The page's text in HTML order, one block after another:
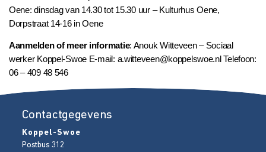
Oene: dinsdag van 14.30 tot 15.30 uur – Kulturhus Oene,
Dorpstraat 14-16 in Oene
Aanmelden of meer informatie: Anouk Witteveen – Sociaal
werker Koppel-Swoe E-mail: a.witteveen@koppelswoe.nl Telefoon:
06 – 409 48 546
Contactgegevens
Koppel-Swoe
Postbus 312